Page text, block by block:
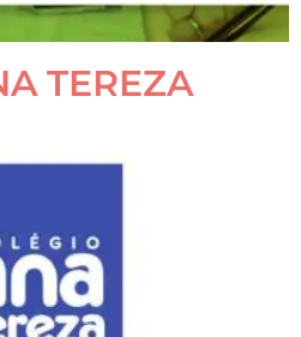
TEREZA